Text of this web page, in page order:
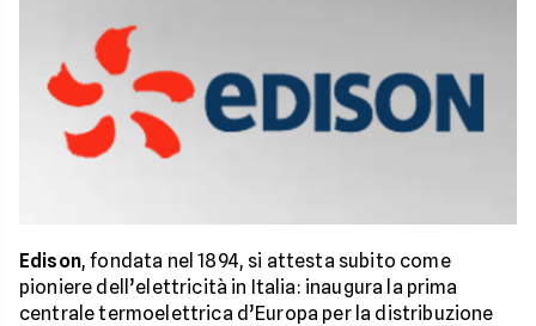
Edison, fondata nel 1894, si attesta subito come
pioniere dell’elettricità in Italia: inaugura la prima
centrale termoelettrica d’Europa per la distribuzione